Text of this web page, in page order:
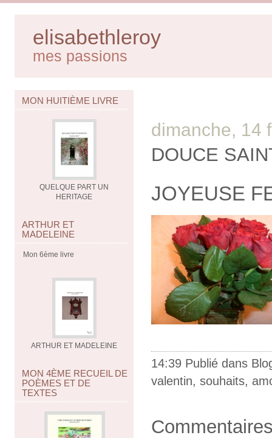
elisabethleroy
mes passions
MON HUITIÈME LIVRE
QUELQUE PART UN
HERITAGE
ARTHUR ET
MADELEINE
Mon 6ème livre
ARTHUR ET MADELEINE
MON 4ÈME RECUEIL DE
POÈMES ET DE
TEXTES
dimanche, 14
DOUCE
JOYEUSE
14:39 Publié dans
valentin, souhaits,